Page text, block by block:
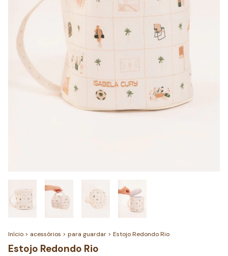
Início > acessórios > para guardar > Estojo Redondo Rio
Estojo Redondo Rio